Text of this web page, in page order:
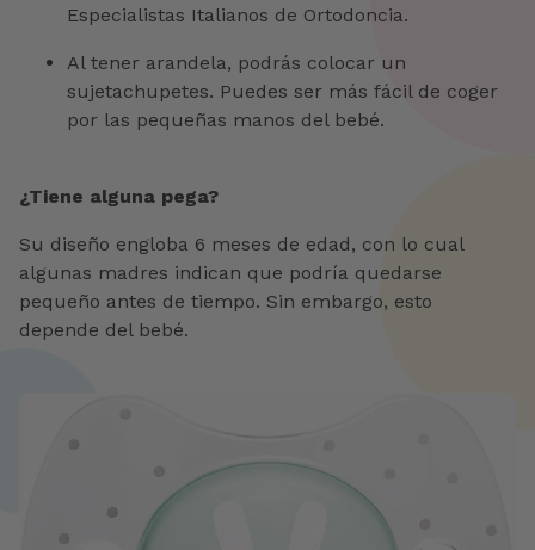
Especialistas Italianos de Ortodoncia.
Al tener arandela, podrás colocar un
sujetachupetes. Puedes ser más fácil de coger
por las pequeñas manos del bebé.
¿Tiene alguna pega?
Su diseño engloba 6 meses de edad, con lo cual
algunas madres indican que podría quedarse
pequeño antes de tiempo. Sin embargo, esto
depende del bebé.